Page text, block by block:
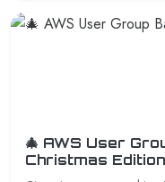
🎄 AWS User
Christmas Edition